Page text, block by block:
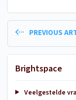
PREVIOUS
Brightspace
Veelgestelde